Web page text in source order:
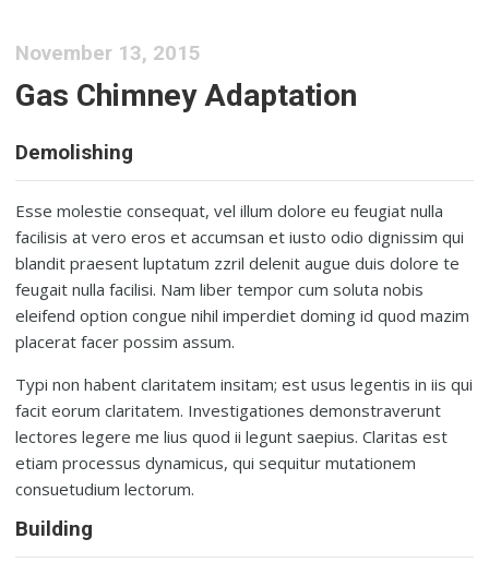
November 13, 2015
Gas Chimney Adaptation
Demolishing
Esse molestie consequat, vel illum dolore eu feugiat nulla
facilisis at vero eros et accumsan et iusto odio dignissim qui
blandit praesent luptatum zzril delenit augue duis dolore te
feugait nulla facilisi. Nam liber tempor cum soluta nobis
eleifend option congue nihil imperdiet doming id quod mazim
placerat facer possim assum.
Typi non habent claritatem insitam; est usus legentis in iis qui
facit eorum claritatem. Investigationes demonstraverunt
lectores legere me lius quod ii legunt saepius. Claritas est
etiam processus dynamicus, qui sequitur mutationem
consuetudium lectorum.
Building